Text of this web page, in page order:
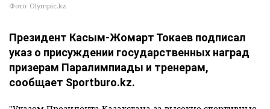
Фото: Olympic.kz
Президент Касым-Жомарт Токаев подписал
указ о присуждении государственных наград
призерам Паралимпиады и тренерам,
сообщает Sportburo.kz.